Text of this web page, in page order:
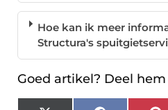
Hoe kan ik meer
Structura's
Goed artikel? Deel